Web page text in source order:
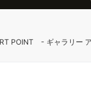
POINT - ギャラリー